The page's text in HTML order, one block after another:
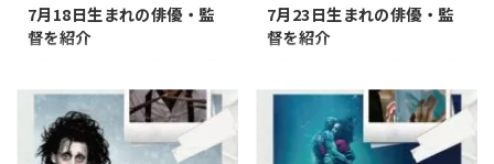
7月18日生まれの俳優・監
督を紹介
18日は何の日？ この日にちなん
だ記念日とオススメの映画など
をまとめてみました。 記念日 ネ
ルソン・マンデラ・デー 7月18
7月23日生まれの俳優・監
督を紹介
23日は何の日？ この日にちなん
だ記念日とオススメの映画など
をまとめてみました。 記念日 文
月ふみの日 7月23日は「文月ふ